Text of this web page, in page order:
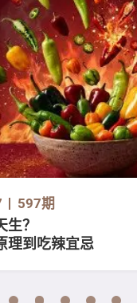
597期
？
理到吃辣宜忌